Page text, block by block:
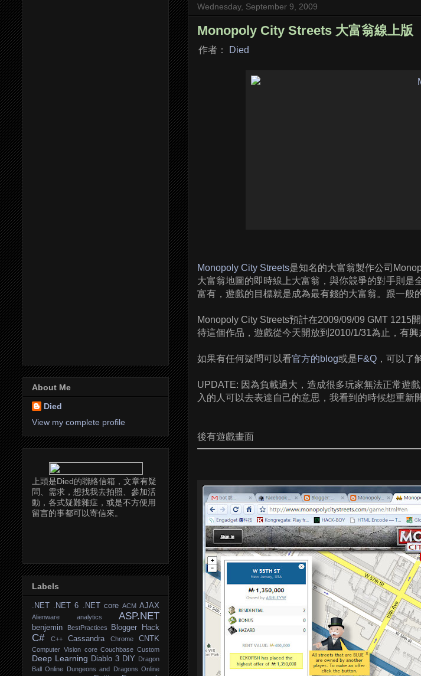
Wednesday, September 9, 2009
Monopoly City Streets 大富翁線上版
作者： Died
Monopoly City Streets是知名的大富翁製作公司
大富翁地圖的即時線上大富翁，與你競爭的對手則
富有，遊戲的目標就是成為最有錢的大富翁。跟一般
Monopoly City Streets預計在2009/09/09 GMT 1215
待這個作品，遊戲從今天開放到2010/1/31為止，有
如果有任何疑問可以看官方的blog或是F&Q ，可以了
UPDATE: 因為負載過大，造成很多玩家無法正常遊
入的人可以去表達自己的意思，我看到的時候想重新
後有遊戲畫面
About Me
Died
View my complete profile
上頭是Died的聯絡信箱，文章有疑
問、需求，想找我去拍照、參加活
動，各式疑難雜症，或是不方便用
留言的事都可以寄信來。
Labels
.NET .NET 6 .NET core ACM AJAX
Alienware analytics ASP.NET
benjemin BestPractices Blogger Hack
C# C++ Cassandra Chrome CNTK
Computer Vision core Couchbase Custom
Deep Learning Diablo 3 DIY Dragon
Ball Online Dungeons and Dragons Online